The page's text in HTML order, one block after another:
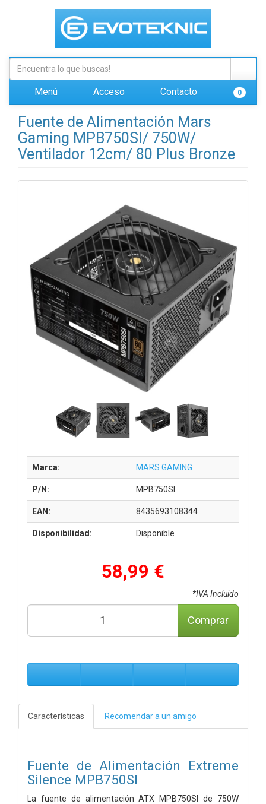
Menú Acceso Contacto 0
Fuente de Alimentación Mars
Gaming MPB750SI/ 750W/
Ventilador 12cm/ 80 Plus Bronze
Marca: MARS GAMING
P/N: MPB750SI
EAN: 8435693108344
Disponibilidad: Disponible
58,99 €
*IVA Incluido
Comprar
Características Recomendar a un amigo
Fuente de Alimentación Extreme
Silence MPB750SI
La fuente de alimentación ATX MPB750SI de 750W